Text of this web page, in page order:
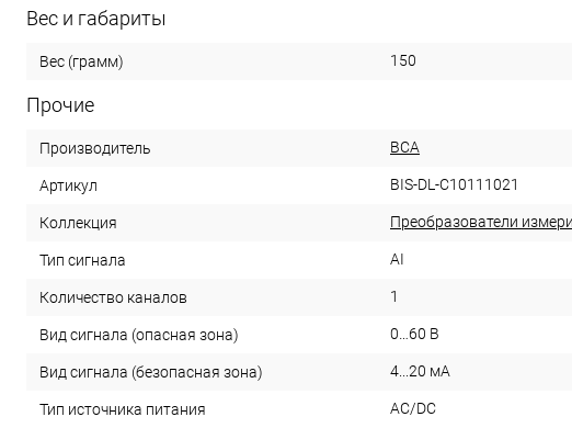
Вес и габариты
Вес (грамм) 150
Прочие
Производитель ВСА
Артикул BIS-DL-C10111021
Коллекция Преобразователи
Тип сигнала AI
Количество каналов 1
Вид сигнала (опасная зона) 0…60 В
Вид сигнала (безопасная зона) 4...20 мА
Тип источника питания AC/DC